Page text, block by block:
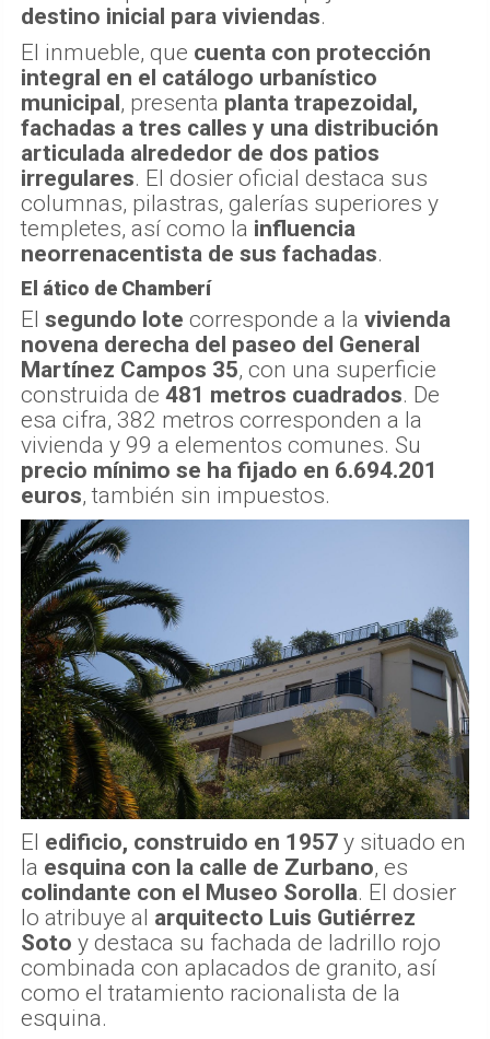
destino inicial para viviendas.
El inmueble, que cuenta con protección
integral en el catálogo urbanístico
municipal, presenta planta trapezoidal,
fachadas a tres calles y una distribución
articulada alrededor de dos patios
irregulares. El dosier oficial destaca sus
columnas, pilastras, galerías superiores y
templetes, así como la influencia
neorrenacentista de sus fachadas.
El ático de Chamberí
El segundo lote corresponde a la vivienda
novena derecha del paseo del General
Martínez Campos 35, con una superficie
construida de 481 metros cuadrados. De
esa cifra, 382 metros corresponden a la
vivienda y 99 a elementos comunes. Su
precio mínimo se ha fijado en 6.694.201
euros, también sin impuestos.
El edificio, construido en 1957 y situado en
la esquina con la calle de Zurbano, es
colindante con el Museo Sorolla. El dosier
lo atribuye al arquitecto Luis Gutiérrez
Soto y destaca su fachada de ladrillo rojo
combinada con aplacados de granito, así
como el tratamiento racionalista de la
esquina.